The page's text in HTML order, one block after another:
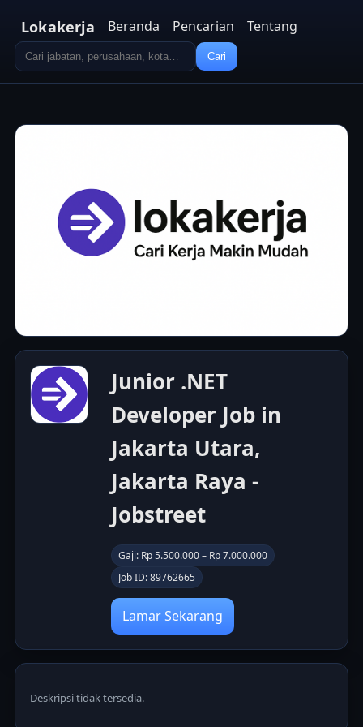
Lokakerja Beranda Pencarian Tentang
Cari
Junior .NET
Developer Job in
Jakarta Utara,
Jakarta Raya -
Jobstreet
Gaji: Rp 5.500.000 – Rp 7.000.000
Job ID: 89762665
Lamar Sekarang
Deskripsi tidak tersedia.